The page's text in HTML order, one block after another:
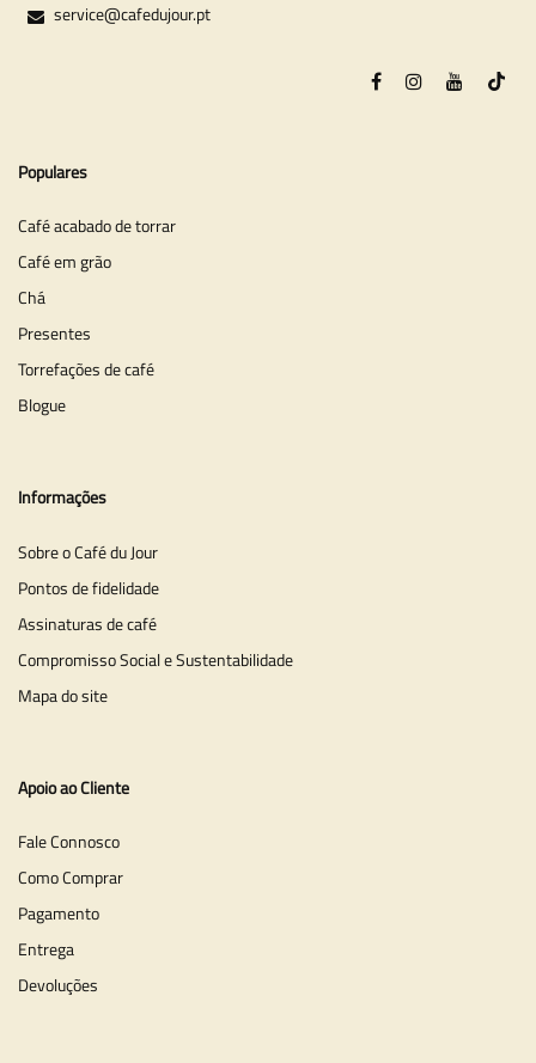
service@cafedujour.pt
Populares
Café acabado de torrar
Café em grão
Chá
Presentes
Torrefações de café
Blogue
Informações
Sobre o Café du Jour
Pontos de fidelidade
Assinaturas de café
Compromisso Social e Sustentabilidade
Mapa do site
Apoio ao Cliente
Fale Connosco
Como Comprar
Pagamento
Entrega
Devoluções